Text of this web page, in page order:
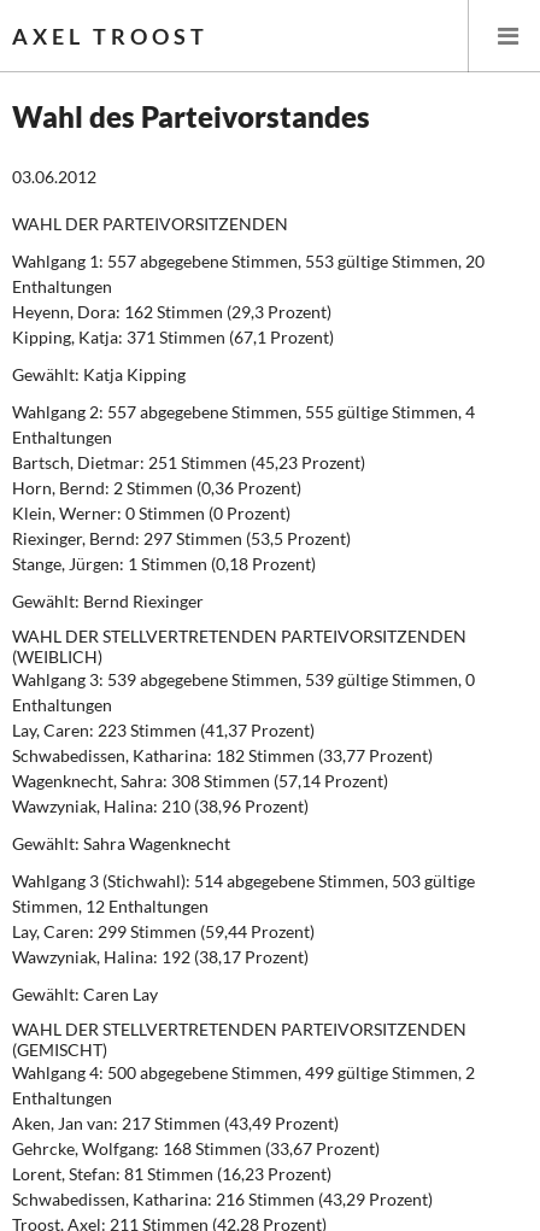
AXEL TROOST
Themen
Leitlinien linker Wirtschafts- und Finanzpolitik
Wirtschaftspolitik
Steuer- und Finanzpolitik
Öffentliche Infrastruktur und Daseinsvorsorge
Eurokrise und Griechenland
DIE LINKE
Weitere Themen
Memo-Gruppe
Institut Solidarische Moderne
Rosa-Luxemburg-Stiftung
Über mich
Kontakt
Wahl des Parteivorstandes
03.06.2012
WAHL DER PARTEIVORSITZENDEN
Wahlgang 1: 557 abgegebene Stimmen, 553 gültige Stimmen, 20
Enthaltungen
Heyenn, Dora: 162 Stimmen (29,3 Prozent)
Kipping, Katja: 371 Stimmen (67,1 Prozent)
Gewählt: Katja Kipping
Wahlgang 2: 557 abgegebene Stimmen, 555 gültige Stimmen, 4
Enthaltungen
Bartsch, Dietmar: 251 Stimmen (45,23 Prozent)
Horn, Bernd: 2 Stimmen (0,36 Prozent)
Klein, Werner: 0 Stimmen (0 Prozent)
Riexinger, Bernd: 297 Stimmen (53,5 Prozent)
Stange, Jürgen: 1 Stimmen (0,18 Prozent)
Gewählt: Bernd Riexinger
WAHL DER STELLVERTRETENDEN PARTEIVORSITZENDEN
(WEIBLICH)
Wahlgang 3: 539 abgegebene Stimmen, 539 gültige Stimmen, 0
Enthaltungen
Lay, Caren: 223 Stimmen (41,37 Prozent)
Schwabedissen, Katharina: 182 Stimmen (33,77 Prozent)
Wagenknecht, Sahra: 308 Stimmen (57,14 Prozent)
Wawzyniak, Halina: 210 (38,96 Prozent)
Gewählt: Sahra Wagenknecht
Wahlgang 3 (Stichwahl): 514 abgegebene Stimmen, 503 gültige
Stimmen, 12 Enthaltungen
Lay, Caren: 299 Stimmen (59,44 Prozent)
Wawzyniak, Halina: 192 (38,17 Prozent)
Gewählt: Caren Lay
WAHL DER STELLVERTRETENDEN PARTEIVORSITZENDEN
(GEMISCHT)
Wahlgang 4: 500 abgegebene Stimmen, 499 gültige Stimmen, 2
Enthaltungen
Aken, Jan van: 217 Stimmen (43,49 Prozent)
Gehrcke, Wolfgang: 168 Stimmen (33,67 Prozent)
Lorent, Stefan: 81 Stimmen (16,23 Prozent)
Schwabedissen, Katharina: 216 Stimmen (43,29 Prozent)
Troost, Axel: 211 Stimmen (42,28 Prozent)